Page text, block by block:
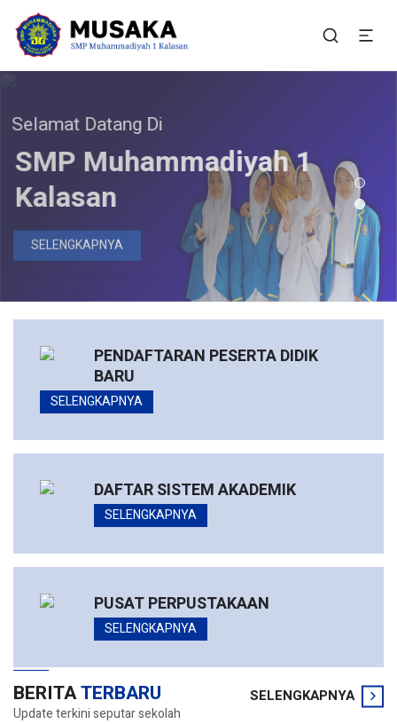
SMP Muhammadiyah 1
Kalasan
Situs Resmi SMP Muhammadiyah 1 Kalasan
Datang Di
SMP Muhammadiyah 1
Kalasan
Bergabunglah Bersama Kami
Pendaftaran Peserta
Didik Baru Telah Dibuka
DAFTAR SEKARANG
PENDAFTARAN PESERTA DIDIK
BARU
SELENGKAPNYA
DAFTAR SISTEM AKADEMIK
SELENGKAPNYA
PUSAT PERPUSTAKAAN
SELENGKAPNYA
BERITATERBARU
Update terkini seputar sekolah
SELENGKAPNYA